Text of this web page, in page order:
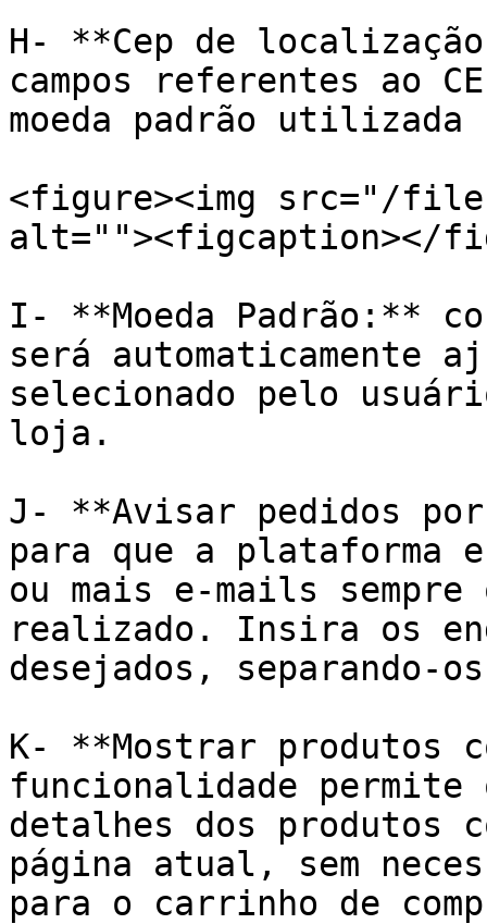
H- **Cep de
campos referentes ao
moeda padrão
<figure><img src="/files/
alt=""><figcaption></
I- **Moeda Padrão:**
será automaticamente
selecionado pelo
loja.
J- **Avisar pedidos
para que a plataforma
ou mais e-mails
realizado. Insira os
desejados,
K- **Mostrar produtos
funcionalidade
detalhes dos produtos
página atual, sem
para o carrinho de